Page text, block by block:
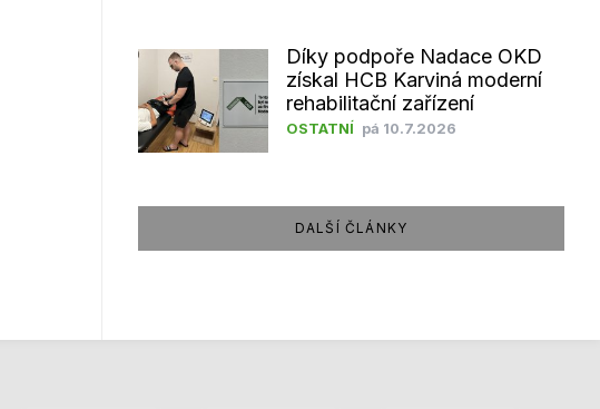
Díky podpoře Nadace OKD
získal HCB Karviná moderní
rehabilitační zařízení
OSTATNÍ pá 10.7.2026
DALŠÍ ČLÁNKY